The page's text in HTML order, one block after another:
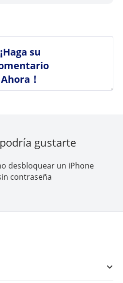
¡Haga su
Ahora！
gustarte
desbloquear un iPhone
contraseña